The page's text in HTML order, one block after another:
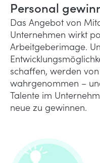
Personal
Das Angebot von
Unternehmen wirkt
Arbeitgeberimage.
schaffen, werden
wahrgenommen –
Talente im
neue zu gewinnen.